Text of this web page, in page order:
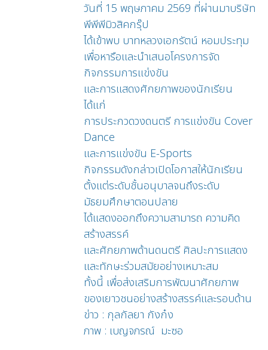
วันที่ 15 พฤษภาคม 2569 ที่ผ่านมาบริษัท
พีพีพีมิวสิคกรุ๊ป
ได้เข้าพบ บาทหลวงเอกรัตน์ หอมประทุม
เพื่อหารือและนำเสนอโครงการจัด
กิจกรรมการแข่งขัน
และการแสดงศักยภาพของนักเรียน
ได้แก่
การประกวดวงดนตรี การแข่งขัน Cover
Dance
และการแข่งขัน E-Sports
กิจกรรมดังกล่าวเปิดโอกาสให้นักเรียน
ตั้งแต่ระดับชั้นอนุบาลจนถึงระดับ
มัธยมศึกษาตอนปลาย
ได้แสดงออกถึงความสามารถ ความคิด
สร้างสรรค์
และศักยภาพด้านดนตรี ศิลปะการแสดง
และทักษะร่วมสมัยอย่างเหมาะสม
ทั้งนี้ เพื่อส่งเสริมการพัฒนาศักยภาพ
ของเยาวชนอย่างสร้างสรรค์และรอบด้าน
ข่าว : กุลกัลยา กังก๋ง
ภาพ : เบญจภรณ์ มะซอ